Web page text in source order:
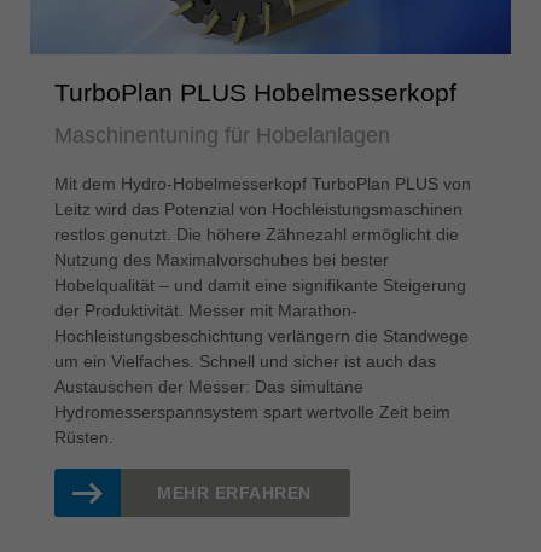
TurboPlan PLUS Hobelmesserkopf
Maschinentuning für Hobelanlagen
Mit dem Hydro-Hobelmesserkopf TurboPlan PLUS von
Leitz wird das Potenzial von Hochleistungsmaschinen
restlos genutzt. Die höhere Zähnezahl ermöglicht die
Nutzung des Maximalvorschubes bei bester
Hobelqualität – und damit eine signifikante Steigerung
der Produktivität. Messer mit Marathon-
Hochleistungsbeschichtung verlängern die Standwege
um ein Vielfaches. Schnell und sicher ist auch das
Austauschen der Messer: Das simultane
Hydromesserspannsystem spart wertvolle Zeit beim
Rüsten.
MEHR ERFAHREN